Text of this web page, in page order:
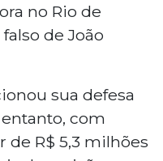
no Rio de
de João
sua defesa
com
de R$ 5,3 milhões